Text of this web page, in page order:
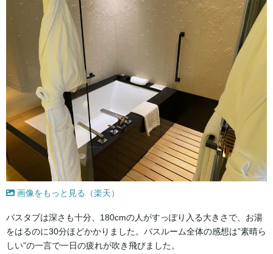
画像をもっと見る（楽天）
バスタブは深さも十分、180cmの人がすっぽり入る大きさで、お湯
をはるのに30分ほどかかりました。バスルーム全体の感想は”素晴ら
しい”の一言で一日の疲れが吹き飛びました。